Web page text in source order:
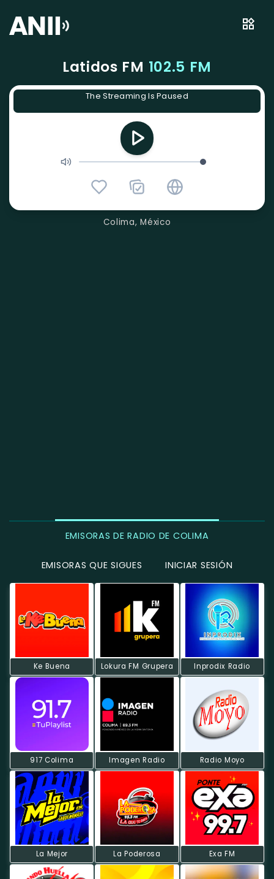
Latidos FM 102.5 FM
The Streaming Is Paused
Colima, México
EMISORAS DE RADIO DE COLIMA
EMISORAS QUE SIGUES INICIAR SESIÓN
Ke Buena Lokura FM Grupera Inprodix Radio
917 Colima Imagen Radio Radio Moyo
La Mejor La Poderosa Exa FM